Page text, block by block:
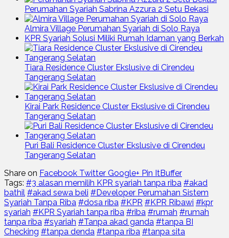
Perumahan Syariah Sabrina Azzura 2 Setu Bekasi
Almira Village Perumahan Syariah di Solo Raya
KPR Syariah Solusi Miliki Rumah Idaman yang Berkah
Tiara Residence Cluster Ekslusive di Cirendeu
Tangerang Selatan
Kirai Park Residence Cluster Ekslusive di Cirendeu
Tangerang Selatan
Puri Bali Residence Cluster Ekslusive di Cirendeu
Tangerang Selatan
Share on Facebook Twitter Google+ Pin ItBuffer
Tags: #3 alasan memilih KPR syariah tanpa riba #akad
bathil #akad sewa beli #Developer Perumahan Sistem
Syariah Tanpa Riba #dosa riba #KPR #KPR Ribawi #kpr
syariah #KPR Syariah tanpa riba #riba #rumah #rumah
tanpa riba #syariah #Tanpa akad ganda #tanpa BI
Checking #tanpa denda #tanpa riba #tanpa sita